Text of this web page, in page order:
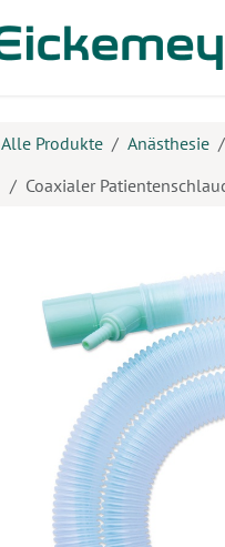
Alle Produkte Anästhesie
Coaxialer